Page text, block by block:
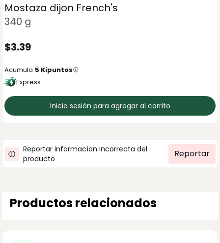
Mostaza dijon French's
340 g
$3.39
Acumula 5 Kipuntos
Express
Inicia sesión para agregar al carrito
Reportar informacíon incorrecta del
producto
Reportar
Productos relacionados